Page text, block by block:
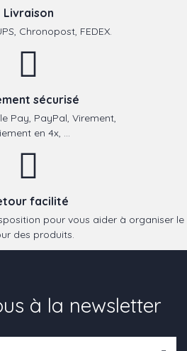
Livraison
Chronopost, FEDEX.
sécurisé
Pay, PayPal, Virement,
en 4x, ...
facilité
pour vous aider à organiser le
des produits.
à la newsletter